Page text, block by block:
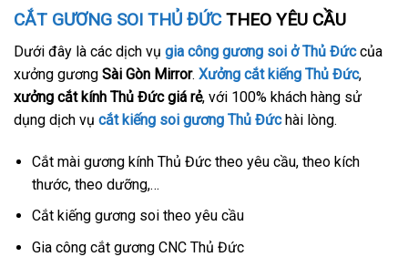
CẮT GƯƠNG SOI THỦ ĐỨCTHEO YÊU CẦU
Dưới đây là các dịch vụ gia công gương soi ở Thủ Đứccủa
xưởng gương Sài Gòn Mirror. Xưởng cắt kiếng Thủ Đức,
xưởng cắt kính Thủ Đức giá rẻ, với 100% khách hàng sử
dụng dịch vụ cắt kiếng soi gương Thủ Đứchài lòng.
Cắt mài gương kính Thủ Đức theo yêu cầu, theo kích
thước, theo dưỡng,…
Cắt kiếng gương soi theo yêu cầu
Gia công cắt gương CNC Thủ Đức